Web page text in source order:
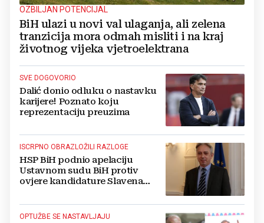
OZBILJAN POTENCIJAL
BiH ulazi u novi val ulaganja, ali zelena
tranzicija mora odmah misliti i na kraj
životnog vijeka vjetroelektrana
SVE DOGOVORIO
Dalić donio odluku o nastavku
karijere! Poznato koju
reprezentaciju preuzima
ISCRPNO OBRAZLOŽILI RAZLOGE
HSP BiH podnio apelaciju
Ustavnom sudu BiH protiv
ovjere kandidature Slavena
OPTUŽBE SE NASTAVLJAJU